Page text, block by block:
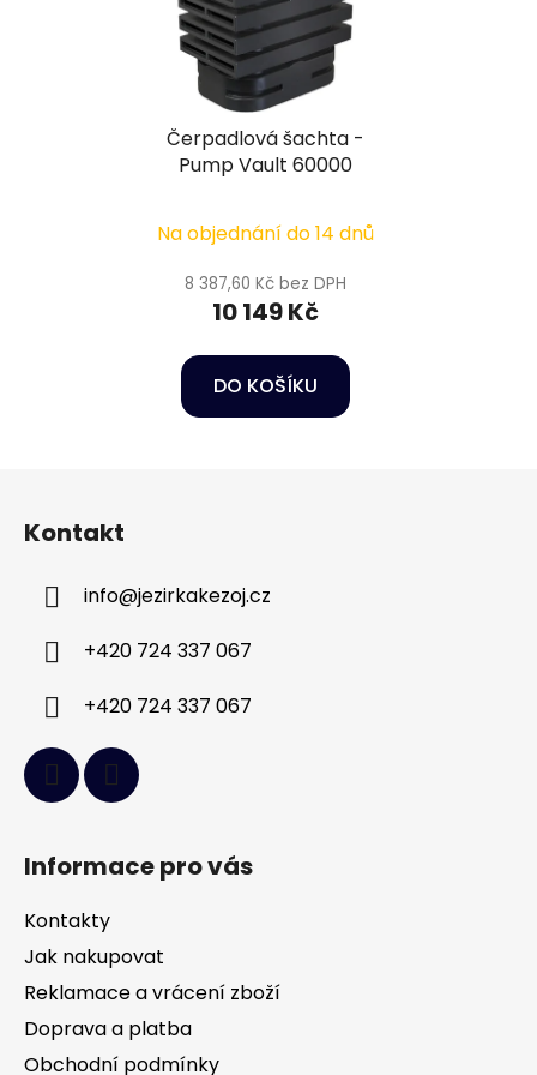
Čerpadlová šachta -
Pump Vault 60000
Na objednání do 14 dnů
8 387,60 Kč bez DPH
10 149 Kč
DO KOŠÍKU
Kontakt
info@jezirkakezoj.cz
+420 724 337 067
+420 724 337 067
Informace pro vás
Kontakty
Jak nakupovat
Reklamace a vrácení zboží
Doprava a platba
Obchodní podmínky